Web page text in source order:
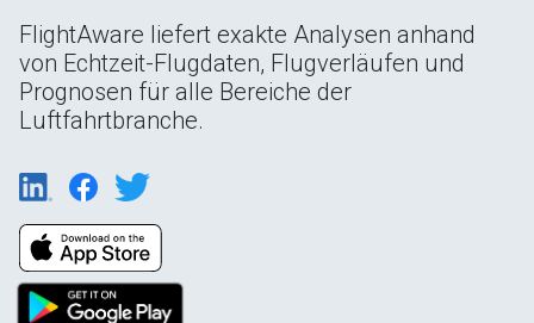
FlightAware liefert exakte Analysen anhand
von Echtzeit-Flugdaten, Flugverläufen und
Prognosen für alle Bereiche der
Luftfahrtbranche.